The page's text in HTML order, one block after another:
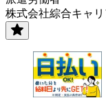
株式会社綜合キャ